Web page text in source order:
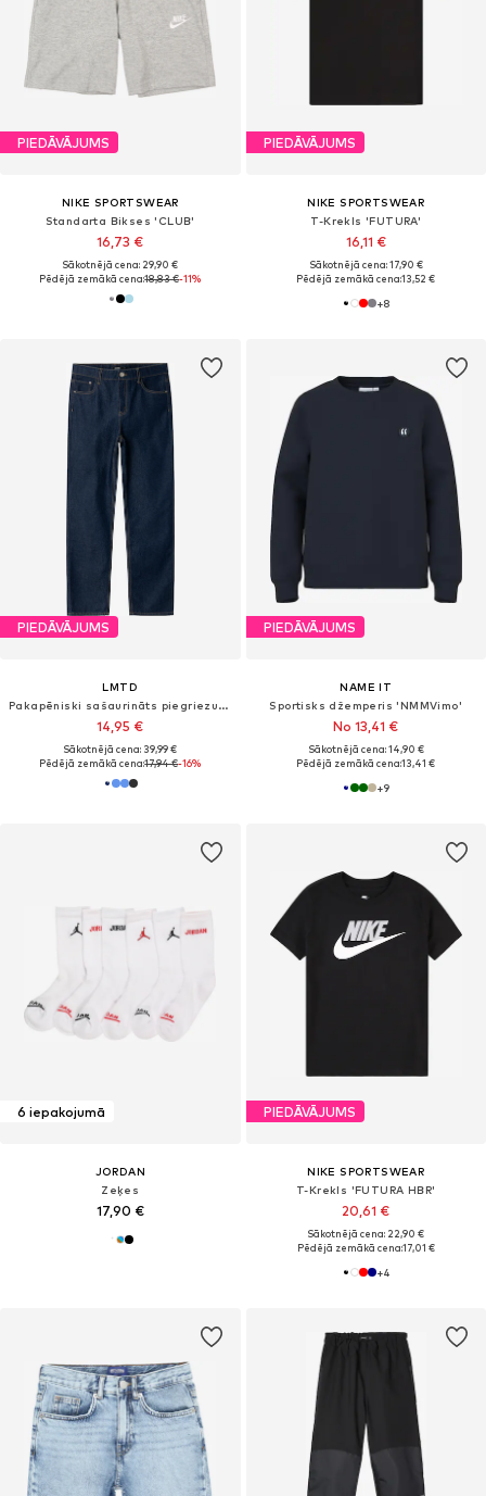
PIEDĀVĀJUMS
NIKE SPORTSWEAR
Standarta Bikses 'CLUB'
16,73 €
Sākotnējā cena: 29,90 €
Pēdējā zemākā cena:18,83 €-11%
PIEDĀVĀJUMS
NIKE SPORTSWEAR
T-Krekls 'FUTURA'
16,11 €
Sākotnējā cena: 17,90 €
Pēdējā zemākā cena:13,52 €
+8
PIEDĀVĀJUMS
LMTD
Pakapēniski sašaurināts piegriezums Džinsi 'Nizza'
14,95 €
Sākotnējā cena: 39,99 €
Pēdējā zemākā cena:17,94 €-16%
PIEDĀVĀJUMS
NAME IT
Sportisks džemperis 'NMMVimo'
No 13,41 €
Sākotnējā cena: 14,90 €
Pēdējā zemākā cena:13,41 €
+9
6 iepakojumā
JORDAN
Zeķes
17,90 €
PIEDĀVĀJUMS
NIKE SPORTSWEAR
T-Krekls 'FUTURA HBR'
20,61 €
Sākotnējā cena: 22,90 €
Pēdējā zemākā cena:17,01 €
+4